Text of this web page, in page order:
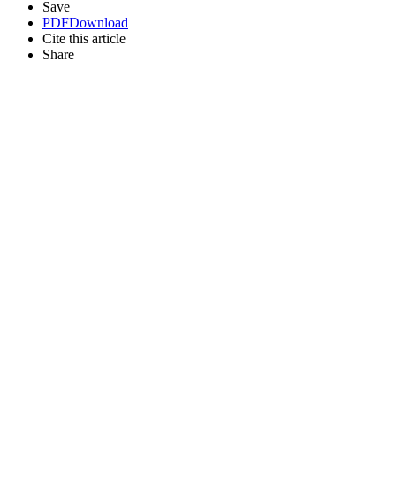
Save
PDFDownload
Cite this article
Share